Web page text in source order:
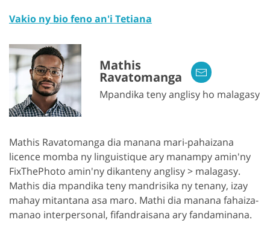
Vakio ny bio feno an'i Tetiana
Mathis
Ravatomanga
Mpandika teny anglisy ho malagasy
Mathis Ravatomanga dia manana mari-pahaizana
licence momba ny linguistique ary manampy amin'ny
FixThePhoto amin'ny dikanteny anglisy > malagasy.
Mathis dia mpandika teny mandrisika ny tenany, izay
mahay mitantana asa maro. Mathi dia manana fahaiza-
manao interpersonal, fifandraisana ary fandaminana.